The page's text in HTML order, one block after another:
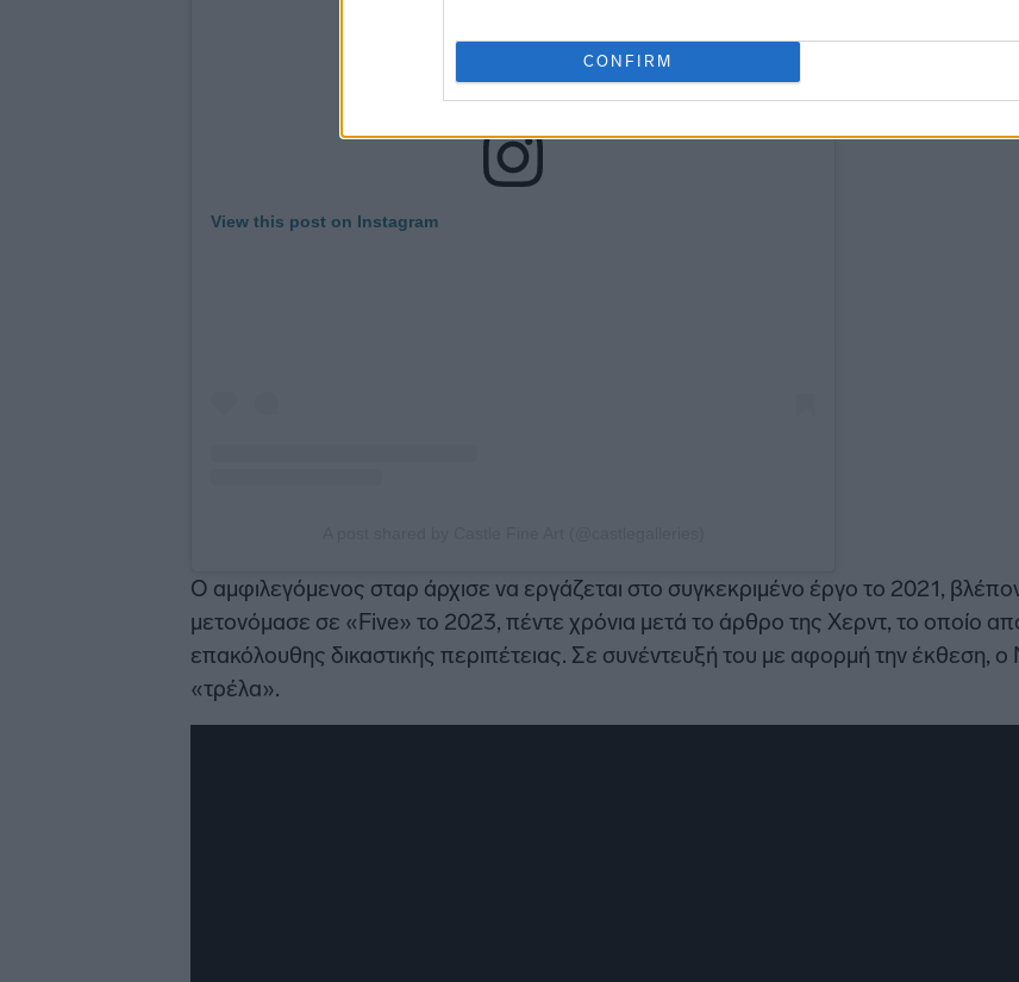
CONFIRM
View this post on Instagram
Ο αμφιλεγόμενος σταρ άρχισε να εργάζεται στο συγκεκριμένο έργο το 2021,
μετονόμασε σε «Five» το 2023, πέντε χρόνια μετά το άρθρο της Χερντ, το οποίο
επακόλουθης δικαστικής περιπέτειας. Σε συνέντευξή του με αφορμή την έκθεση,
«τρέλα».